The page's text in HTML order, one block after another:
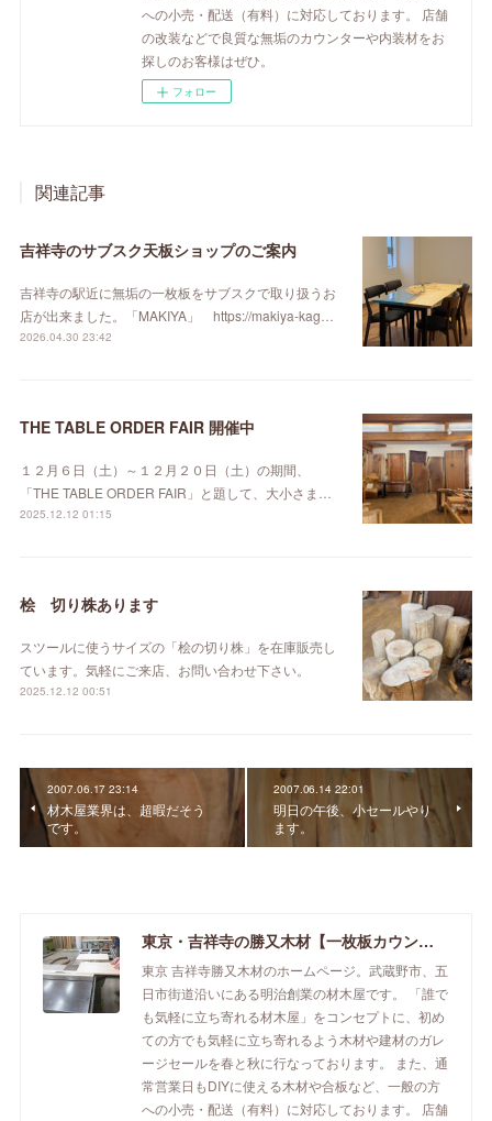
への小売・配送（有料）に対応しております。 店舗
の改装などで良質な無垢のカウンターや内装材をお
探しのお客様はぜひ。
フォロー
関連記事
吉祥寺のサブスク天板ショップのご案内
吉祥寺の駅近に無垢の一枚板をサブスクで取り扱うお
店が出来ました。「MAKIYA」 https://makiya-kag…
2026.04.30 23:42
THE TABLE ORDER FAIR 開催中
１２月６日（土）～１２月２０日（土）の期間、
「THE TABLE ORDER FAIR」と題して、大小さま…
2025.12.12 01:15
桧 切り株あります
スツールに使うサイズの「桧の切り株」を在庫販売し
ています。気軽にご来店、お問い合わせ下さい。
2025.12.12 00:51
2007.06.17 23:14
材木屋業界は、超暇だそう
です。
2007.06.14 22:01
明日の午後、小セールやり
ます。
東京・吉祥寺の勝又木材【一枚板カウンター】
東京 吉祥寺勝又木材のホームページ。武蔵野市、五
日市街道沿いにある明治創業の材木屋です。 「誰で
も気軽に立ち寄れる材木屋」をコンセプトに、初め
ての方でも気軽に立ち寄れるよう木材や建材のガレ
ージセールを春と秋に行なっております。 また、通
常営業日もDIYに使える木材や合板など、一般の方
への小売・配送（有料）に対応しております。 店舗